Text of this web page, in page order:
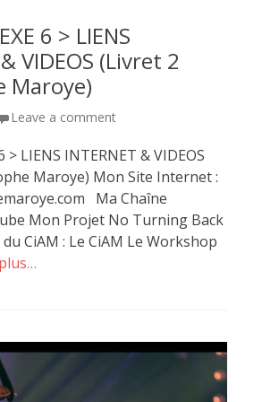
6 > LIENS
VIDEOS (Livret 2
Maroye)
Leave a comment
> LIENS INTERNET & VIDEOS
Maroye) Mon Site Internet :
Ma Chaîne
Mon Projet No Turning Back
CiAM : Le CiAM Le Workshop